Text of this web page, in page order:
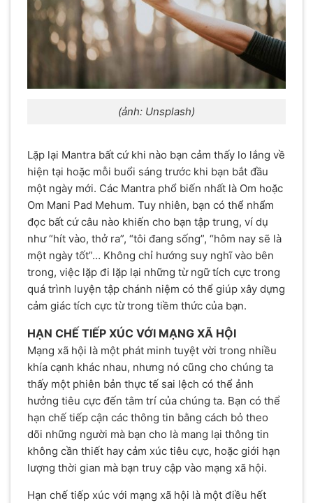
(ảnh: Unsplash)
Lặp lại Mantra bất cứ khi nào bạn cảm thấy lo lắng về
hiện tại hoặc mỗi buổi sáng trước khi bạn bắt đầu
một ngày mới. Các Mantra phổ biến nhất là Om hoặc
Om Mani Pad Mehum. Tuy nhiên, bạn có thể nhẩm
đọc bất cứ câu nào khiến cho bạn tập trung, ví dụ
như “hít vào, thở ra”, “tôi đang sống”, “hôm nay sẽ là
một ngày tốt”… Không chỉ hướng suy nghĩ vào bên
trong, việc lặp đi lặp lại những từ ngữ tích cực trong
quá trình luyện tập chánh niệm có thể giúp xây dựng
cảm giác tích cực từ trong tiềm thức của bạn.
HẠN CHẾ TIẾP XÚC VỚI MẠNG XÃ HỘI
Mạng xã hội là một phát minh tuyệt vời trong nhiều
khía cạnh khác nhau, nhưng nó cũng cho chúng ta
thấy một phiên bản thực tế sai lệch có thể ảnh
hưởng tiêu cực đến tâm trí của chúng ta. Bạn có thể
hạn chế tiếp cận các thông tin bằng cách bỏ theo
dõi những người mà bạn cho là mang lại thông tin
không cần thiết hay cảm xúc tiêu cực, hoặc giới hạn
lượng thời gian mà bạn truy cập vào mạng xã hội.
Hạn chế tiếp xúc với mạng xã hội là một điều hết